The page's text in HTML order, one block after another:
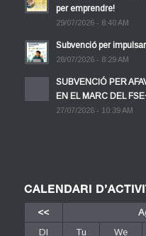
per emprendre!
29/07/2026 - 8:40 AM
Subvenció per
28/07/2026 - 8:29 AM
SUBVENCIÓ PER
EN EL MARC DEL
27/07/2026 - 10:39 AM
CALENDARI
<<
Dl
Tu We